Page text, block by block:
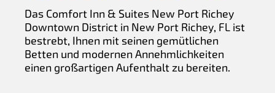
Das Comfort Inn & Suites New Port Richey
Downtown District in New Port Richey, FL ist
bestrebt, Ihnen mit seinen gemütlichen
Betten und modernen Annehmlichkeiten
einen großartigen Aufenthalt zu bereiten.